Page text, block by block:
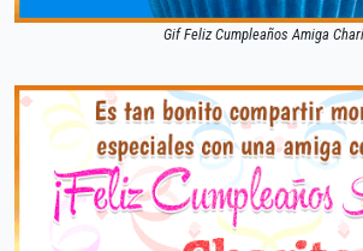
Gif Feliz Cumpleaños Amiga